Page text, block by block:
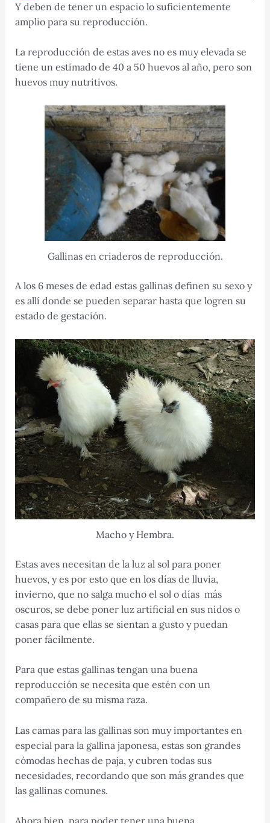
Y deben de tener un espacio lo suficientemente
amplio para su reproducción.
La reproducción de estas aves no es muy elevada se
tiene un estimado de 40 a 50 huevos al año, pero son
huevos muy nutritivos.
Gallinas en criaderos de reproducción.
A los 6 meses de edad estas gallinas definen su sexo y
es allí donde se pueden separar hasta que logren su
estado de gestación.
Macho y Hembra.
Estas aves necesitan de la luz al sol para poner
huevos, y es por esto que en los días de lluvia,
invierno, que no salga mucho el sol o días más
oscuros, se debe poner luz artificial en sus nidos o
casas para que ellas se sientan a gusto y puedan
poner fácilmente.
Para que estas gallinas tengan una buena
reproducción se necesita que estén con un
compañero de su misma raza.
Las camas para las gallinas son muy importantes en
especial para la gallina japonesa, estas son grandes
cómodas hechas de paja, y cubren todas sus
necesidades, recordando que son más grandes que
las gallinas comunes.